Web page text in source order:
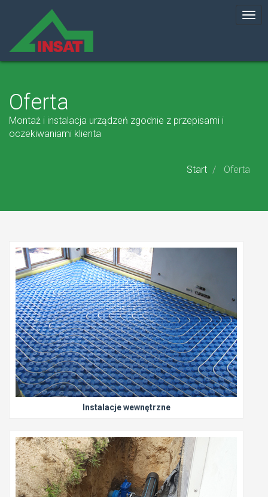
INSAT
Oferta
Montaż i instalacja urządzeń zgodnie z przepisami i
oczekiwaniami klienta
Start Oferta
Instalacje wewnętrzne